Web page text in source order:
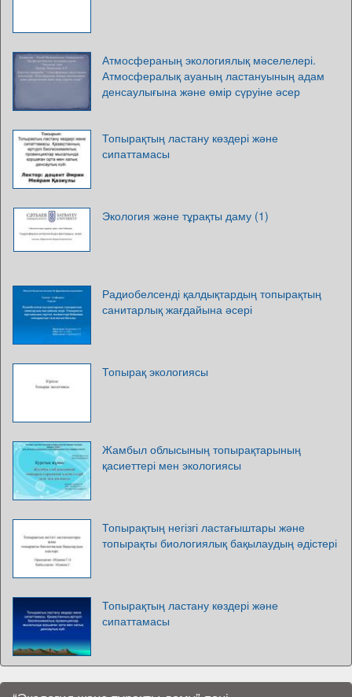
Атмосфераның экологиялық мәселелері.
Атмосфералық ауаның ластануының адам
денсаулығына және өмір сүруіне әсер
Топырақтың ластану көздері және
сипаттамасы
Экология және тұрақты даму (1)
Радиобелсенді қалдықтардың топырақтың
санитарлық жағдайына әсері
Топырақ экологиясы
Жамбыл облысының топырақтарының
қасиеттері мен экологиясы
Топырақтың негізгі ластағыштары және
топырақты биологиялық бақылаудың әдістері
Топырақтың ластану көздері және
сипаттамасы